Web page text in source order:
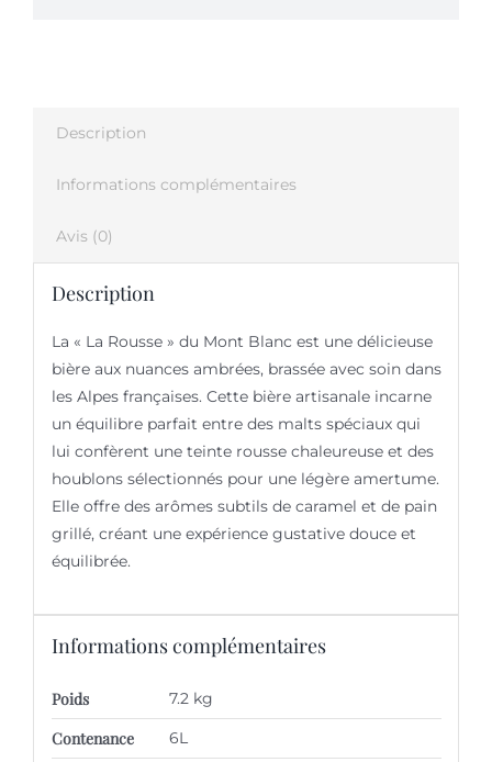
Description
Informations complémentaires
Avis (0)
Description
La « La Rousse » du Mont Blanc est une délicieuse
bière aux nuances ambrées, brassée avec soin dans
les Alpes françaises. Cette bière artisanale incarne
un équilibre parfait entre des malts spéciaux qui
lui confèrent une teinte rousse chaleureuse et des
houblons sélectionnés pour une légère amertume.
Elle offre des arômes subtils de caramel et de pain
grillé, créant une expérience gustative douce et
équilibrée.
Informations complémentaires
Poids 7.2 kg
Contenance 6L